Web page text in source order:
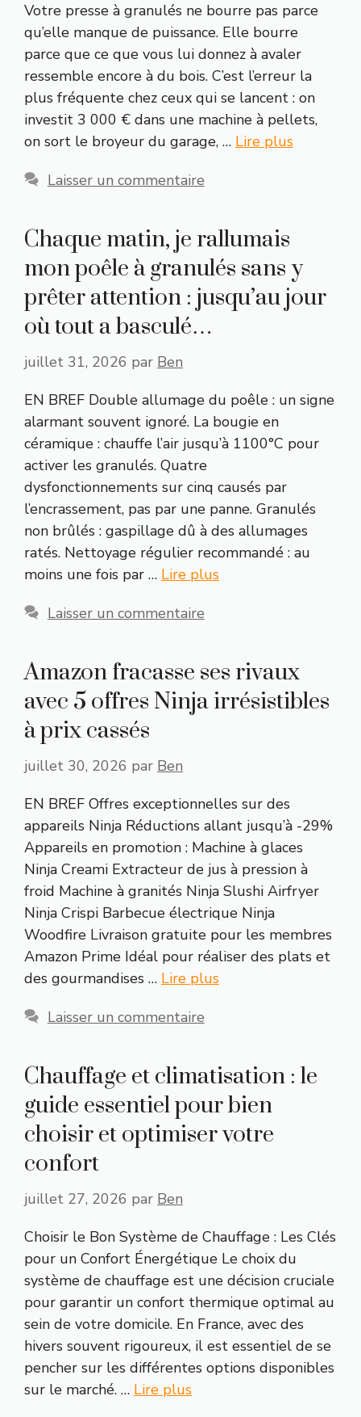
Votre presse à granulés ne bourre pas parce
qu’elle manque de puissance. Elle bourre
parce que ce que vous lui donnez à avaler
ressemble encore à du bois. C’est l’erreur la
plus fréquente chez ceux qui se lancent : on
investit 3 000 € dans une machine à pellets,
on sort le broyeur du garage, … Lire plus
Laisser un commentaire
Chaque matin, je rallumais
mon poêle à granulés sans y
prêter attention : jusqu’au jour
où tout a basculé…
juillet 31, 2026 par Ben
EN BREF Double allumage du poêle : un signe
alarmant souvent ignoré. La bougie en
céramique : chauffe l’air jusqu’à 1100°C pour
activer les granulés. Quatre
dysfonctionnements sur cinq causés par
l’encrassement, pas par une panne. Granulés
non brûlés : gaspillage dû à des allumages
ratés. Nettoyage régulier recommandé : au
moins une fois par … Lire plus
Laisser un commentaire
Amazon fracasse ses rivaux
avec 5 offres Ninja irrésistibles
à prix cassés
juillet 30, 2026 par Ben
EN BREF Offres exceptionnelles sur des
appareils Ninja Réductions allant jusqu’à -29%
Appareils en promotion : Machine à glaces
Ninja Creami Extracteur de jus à pression à
froid Machine à granités Ninja Slushi Airfryer
Ninja Crispi Barbecue électrique Ninja
Woodfire Livraison gratuite pour les membres
Amazon Prime Idéal pour réaliser des plats et
des gourmandises … Lire plus
Laisser un commentaire
Chauffage et climatisation : le
guide essentiel pour bien
choisir et optimiser votre
confort
juillet 27, 2026 par Ben
Choisir le Bon Système de Chauffage : Les Clés
pour un Confort Énergétique Le choix du
système de chauffage est une décision cruciale
pour garantir un confort thermique optimal au
sein de votre domicile. En France, avec des
hivers souvent rigoureux, il est essentiel de se
pencher sur les différentes options disponibles
sur le marché. … Lire plus